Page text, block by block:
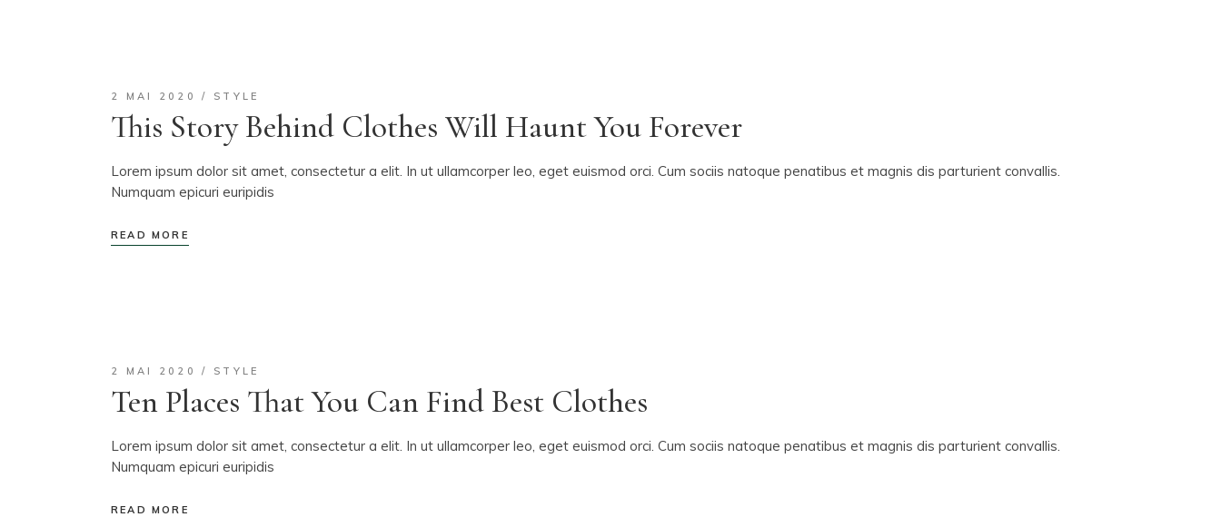
2 MAI 2020 STYLE
This Story Behind Clothes Will Haunt You Forever
Lorem ipsum dolor sit amet, consectetur a elit. In ut ullamcorper leo, eget euismod orci. Cum sociis natoque penatibus et magnis dis parturient convallis.
Numquam epicuri euripidis
READ MORE
2 MAI 2020 STYLE
Ten Places That You Can Find Best Clothes
Lorem ipsum dolor sit amet, consectetur a elit. In ut ullamcorper leo, eget euismod orci. Cum sociis natoque penatibus et magnis dis parturient convallis.
Numquam epicuri euripidis
READ MORE